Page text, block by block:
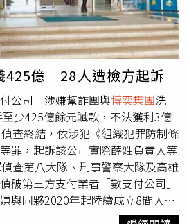
初估為臺幣4億6800萬元，越南盾
臺幣18億4947萬元，2人再從中收
計至少賺取台幣2800萬元，隨後
處機房逮獲15人，並查扣24萬
轎車等罪證，全案訊後涉案人將
錢防制法》移請台中地檢署偵辦。
425億 28人遭檢方起訴
公司」涉嫌幫詐團與博奕集團洗
少425億餘元贓款，不法獲利3億
查終結，依涉犯《組織犯罪防制條
罪，起訴該公司實際薛姓負責人等
查第八大隊、刑事警察大隊及高雄
破第三方支付業者「數支付公司」
與同夥2020年起陸續成立8間人頭
付藉此成立洗錢集團，其中以「數